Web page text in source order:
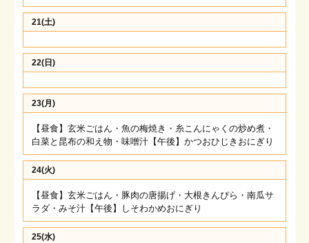
21(土)
22(日)
23(月)
【昼食】玄米ごはん・魚の梅焼き・糸こんにゃくの炒め煮・
白菜と昆布の和え物・味噌汁【午後】かつおひじきおにぎり
24(火)
【昼食】玄米ごはん・豚肉の唐揚げ・大根きんぴら・南瓜サ
ラダ・みそ汁【午後】しそわかめおにぎり
25(水)